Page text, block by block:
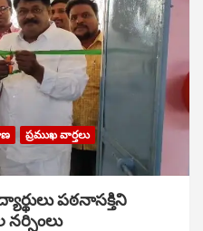
ప్రముఖ వార్తలు
పఠ‌నాసక్తిని